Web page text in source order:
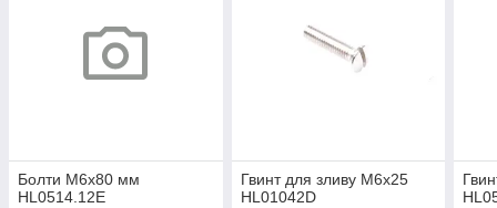
Болти М6х80 мм
HL0514.12E
Гвинт для зливу М6х25
HL01042D